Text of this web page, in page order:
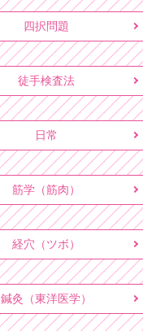
四択問題
徒手検査法
日常
筋学（筋肉）
経穴（ツボ）
鍼灸（東洋医学）